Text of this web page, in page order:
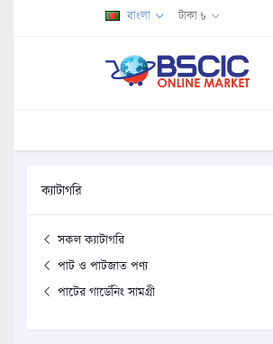
বাংলা টাকা ৳
ক্যাটাগরি
সকল ক্যাটাগরি
পাট ও পাটজাত পণ্য
পাটের গার্ডেনিং সামগ্রী